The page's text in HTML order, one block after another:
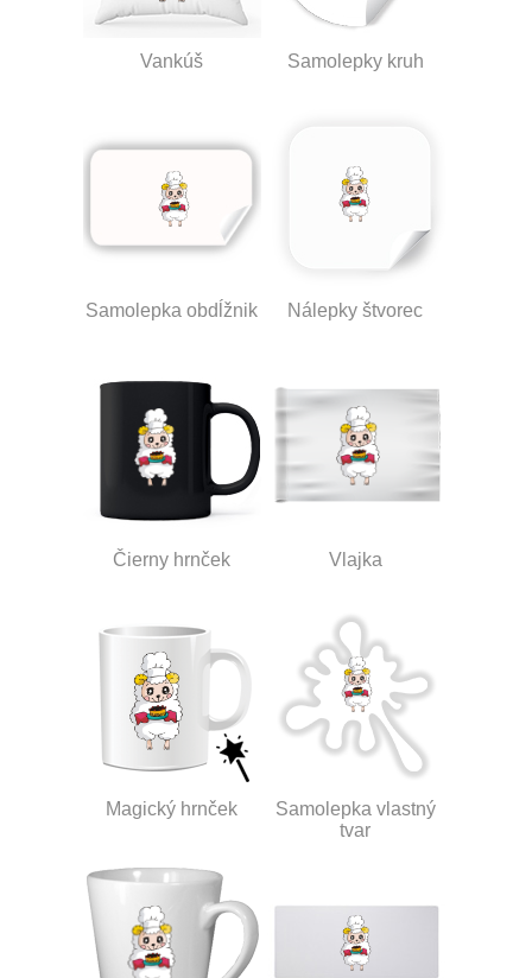
Vankúš Samolepky kruh
Samolepka obdĺžnik Nálepky štvorec
Čierny hrnček Vlajka
Magický hrnček
Samolepka vlastný
tvar